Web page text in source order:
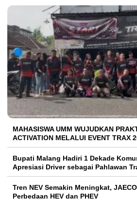
MAHASISWA UMM WUJUDKAN
ACTIVATION MELALUI EVENT TRAX
Bupati Malang Hadiri 1 Dekade
Apresiasi Driver sebagai Pahlawan
Tren NEV Semakin Meningkat,
Perbedaan HEV dan PHEV